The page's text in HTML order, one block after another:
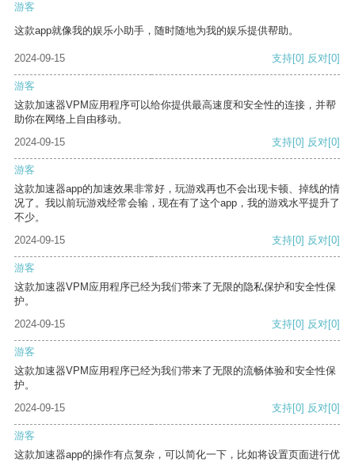
游客
这款app就像我的娱乐小助手，随时随地为我的娱乐提供帮助。
2024-09-15 支持[0] 反对[0]
游客
这款加速器VPM应用程序可以给你提供最高速度和安全性的连接，并帮
助你在网络上自由移动。
2024-09-15
支持[0] 反对[0]
游客
这款加速器app的加速效果非常好，玩游戏再也不会出现卡顿、掉线的情
况了。我以前玩游戏经常会输，现在有了这个app，我的游戏水平提升了
不少。
2024-09-15
支持[0] 反对[0]
游客
这款加速器VPM应用程序已经为我们带来了无限的隐私保护和安全性保
护。
2024-09-15
支持[0] 反对[0]
游客
这款加速器VPM应用程序已经为我们带来了无限的流畅体验和安全性保
护。
2024-09-15
支持[0] 反对[0]
游客
这款加速器app的操作有点复杂，可以简化一下，比如将设置页面进行优